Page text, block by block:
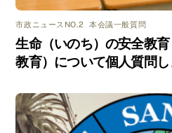
市政ニュースNO.2 ,本会議一般質問
生命（いのち）の安全教
教育）について個人質問